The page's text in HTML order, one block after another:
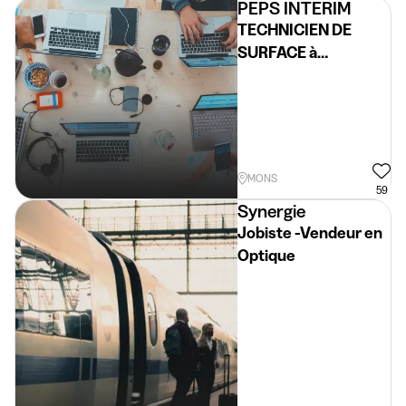
PEPS INTERIM
TECHNICIEN DE
SURFACE à
MONS
59
Synergie
Jobiste -Vendeur en
Optique